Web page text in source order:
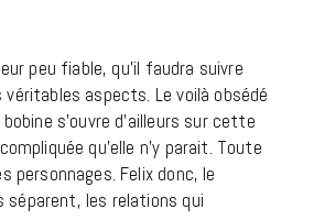
peu fiable, qu’il faudra suivre
aspects. Le voilà obsédé
s’ouvre d’ailleurs sur cette
qu’elle n’y parait. Toute
personnages. Felix donc, le
séparent, les relations qui